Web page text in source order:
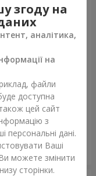
Dance"
Замовити
згоду на
аналітика,
на
файли
доступна
цей сайт
з
дані.
Ваші
Ви можете змінити
сторінки.